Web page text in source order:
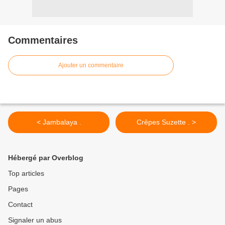
Commentaires
Ajouter un commentaire
< Jambalaya . Crêpes Suzette . >
Hébergé par Overblog
Top articles
Pages
Contact
Signaler un abus